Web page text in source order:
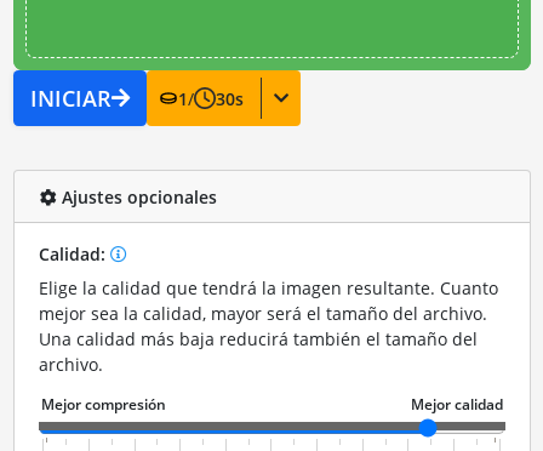
INICIAR 1/ 30s
Ajustes opcionales
Calidad:
Elige la calidad que tendrá la imagen resultante. Cuanto
mejor sea la calidad, mayor será el tamaño del archivo.
Una calidad más baja reducirá también el tamaño del
archivo.